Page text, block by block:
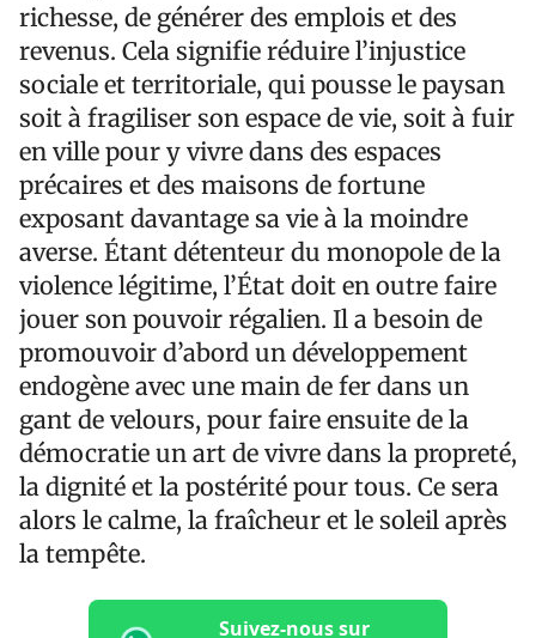
richesse, de générer des emplois et des
revenus. Cela signifie réduire l’injustice
sociale et territoriale, qui pousse le paysan
soit à fragiliser son espace de vie, soit à fuir
en ville pour y vivre dans des espaces
précaires et des maisons de fortune
exposant davantage sa vie à la moindre
averse. Étant détenteur du monopole de la
violence légitime, l’État doit en outre faire
jouer son pouvoir régalien. Il a besoin de
promouvoir d’abord un développement
endogène avec une main de fer dans un
gant de velours, pour faire ensuite de la
démocratie un art de vivre dans la propreté,
la dignité et la postérité pour tous. Ce sera
alors le calme, la fraîcheur et le soleil après
la tempête.
Suivez-nous sur